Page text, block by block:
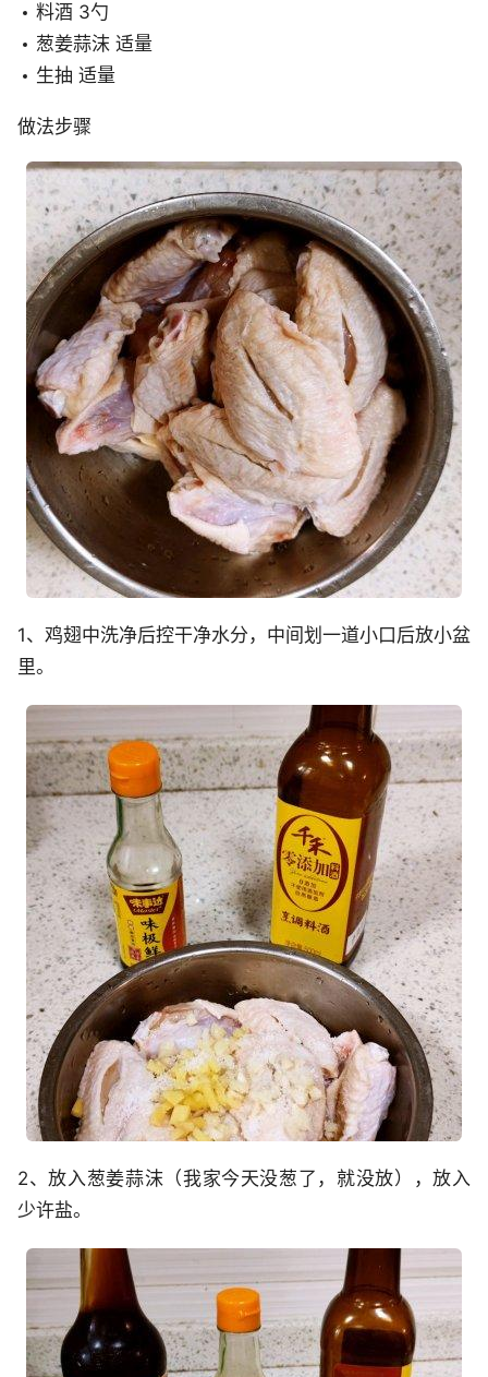
料酒 3勺
葱姜蒜沫 适量
生抽 适量
做法步骤
1、鸡翅中洗净后控干净水分，中间划一道小口后放小盆
里。
2、放入葱姜蒜沫（我家今天没葱了，就没放），放入
少许盐。